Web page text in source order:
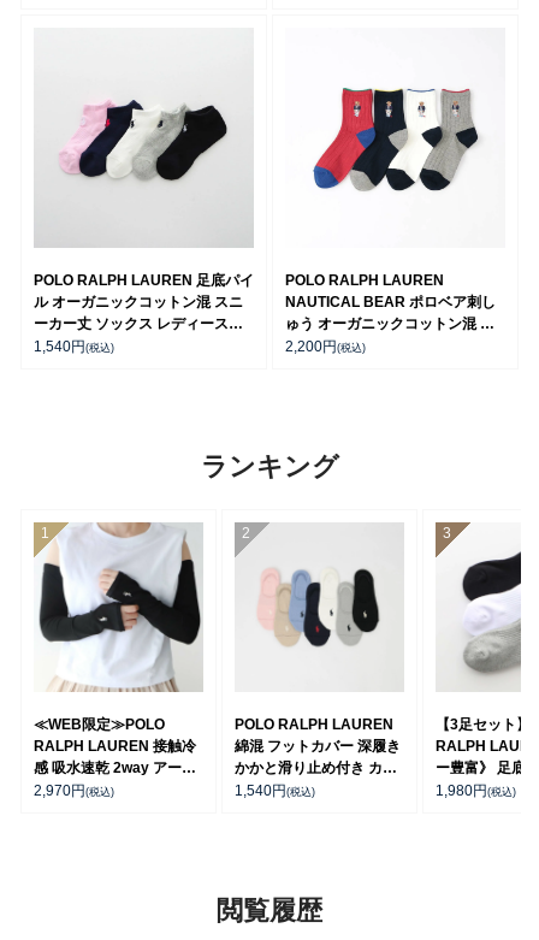
POLO RALPH LAUREN 足底パイ
ル オーガニックコットン混 スニ
ーカー丈 ソックス レディース
03207894
1,540円(税込)
POLO RALPH LAUREN
NAUTICAL BEAR ポロベア刺し
ゅう オーガニックコットン混 日
本製 クルー丈 カジュアル ソック
2,200円(税込)
ランキング
≪WEB限定≫POLO
RALPH LAUREN 接触冷
感 吸水速乾 2way アーム
カバー ＆ レッグウォーマ
2,970円 (税込)
POLO RALPH LAUREN
綿混 フットカバー 深履き
かかと滑り止め付き カバ
ーソックス レディース
1,540円(税込)
【3足セット】
RALPH
ー豊富》 足底
チサポート ワ
1,980円(税込)
閲覧履歴